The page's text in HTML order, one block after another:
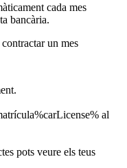
cada mes
bancària.
un mes
al
pots veure els teus